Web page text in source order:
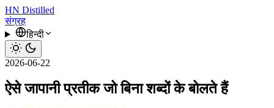
HN Distilled
संग्रह
हिन्दी
2026-06-22
ऐसे जापानी प्रतीक जो बिना शब्दों के बोलते हैं